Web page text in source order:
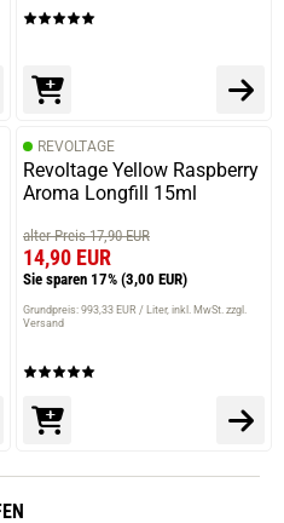
REVOLTAGE
Revoltage Yellow Raspberry
Aroma Longfill 15ml
alter Preis 17,90 EUR
14,90 EUR
Sie sparen 17% (3,00 EUR)
Grundpreis: 993,33 EUR / Liter inkl. MwSt. zzgl.
Versand